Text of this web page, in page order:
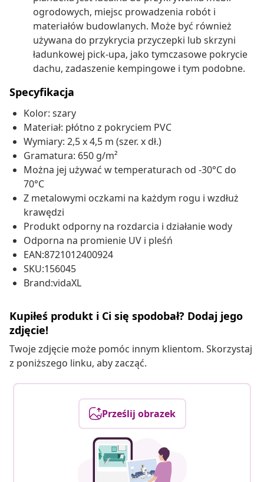
ogrodowych, miejsc prowadzenia robót i
materiałów budowlanych. Może być również
używana do przykrycia przyczepki lub skrzyni
ładunkowej pick-upa, jako tymczasowe pokrycie
dachu, zadaszenie kempingowe i tym podobne.
Specyfikacja
Kolor: szary
Materiał: płótno z pokryciem PVC
Wymiary: 2,5 x 4,5 m (szer. x dł.)
Gramatura: 650 g/m²
Można jej używać w temperaturach od -30°C do
70°C
Z metalowymi oczkami na każdym rogu i wzdłuż
krawędzi
Produkt odporny na rozdarcia i działanie wody
Odporna na promienie UV i pleśń
EAN:8721012400924
SKU:156045
Brand:vidaXL
Kupiłeś produkt i Ci się spodobał? Dodaj jego
zdjęcie!
Twoje zdjęcie może pomóc innym klientom. Skorzystaj
z poniższego linku, aby zacząć.
Prześlij obrazek